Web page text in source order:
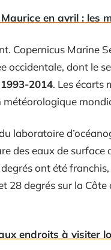
en avril : les
Copernicus Marine
occidentale, dont le
2014. Les écarts
météorologique
laboratoire
des eaux de surface
ont été
28 degrés sur la Côte
endroits à visiter